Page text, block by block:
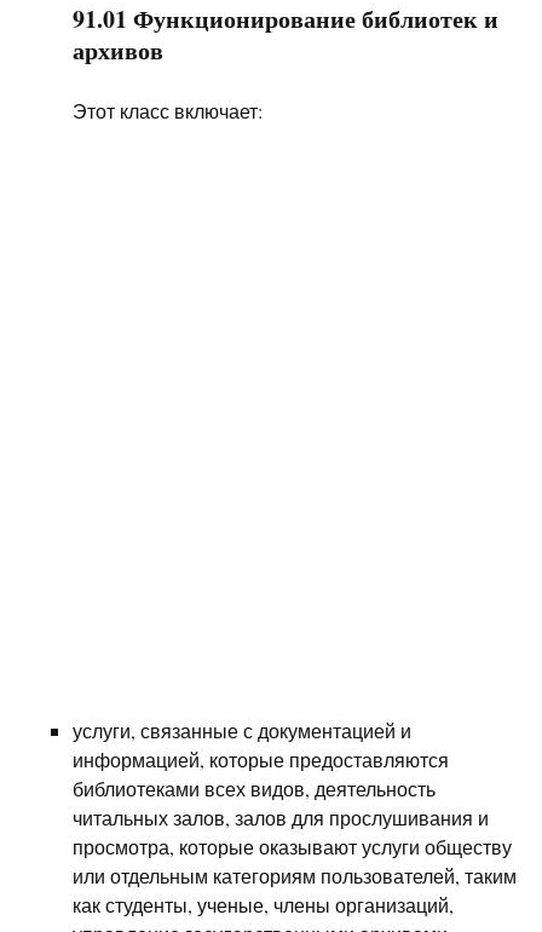
91.01 Функционирование библиотек и
архивов
Этот класс включает:
услуги, связанные с документацией и
информацией, которые предоставляются
библиотеками всех видов, деятельность
читальных залов, залов для прослушивания и
просмотра, которые оказывают услуги обществу
или отдельным категориям пользователей, таким
как студенты, ученые, члены организаций,